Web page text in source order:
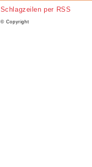
Schlagzeilen per RSS
© Copyright